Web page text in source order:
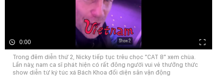
0:00
Trong đêm diễn thứ 2, Nicky tiếp tục trêu chọc "CAT 8" xem chùa.
Lần này, nam ca sĩ phát hiện có rất đông người vui vẻ thưởng thức
show diễn từ ký túc xá Bách Khoa đối diện sân vận động